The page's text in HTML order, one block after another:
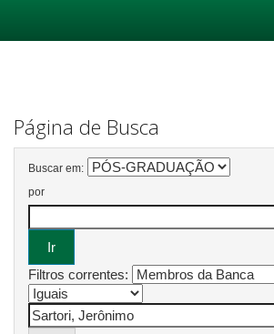
Página de Busca
Buscar em:
por
Filtros correntes: